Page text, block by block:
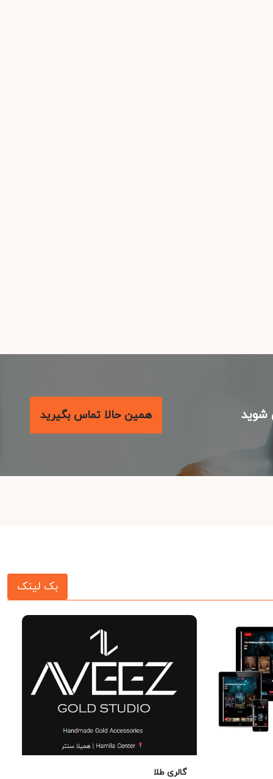
همین حالا تماس بگیرید
بک لینک
گالری طلا